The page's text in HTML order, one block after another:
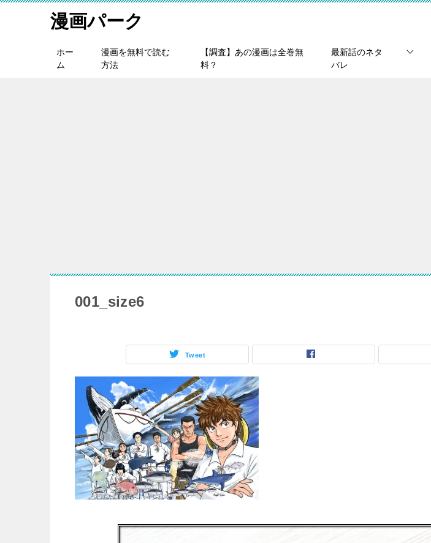
漫画パーク
ホー
ム
漫画を無料で読む
方法
【調査】あの漫画は全巻無
料？
最新話のネタ
バレ
001_size6
Tweet